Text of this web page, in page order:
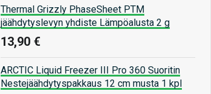
Thermal Grizzly PhaseSheet PTM
jäähdytyslevyn yhdiste Lämpöalusta 2 g
13,90 €
ARCTIC Liquid Freezer III Pro 360 Suoritin
Nestejäähdytyspakkaus 12 cm musta 1 kpl